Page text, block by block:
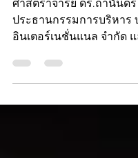
ใหม่ สาขาศาล
ศาสตราจารย์ ดร.ถานันด
ประธานกรรมการบริหาร